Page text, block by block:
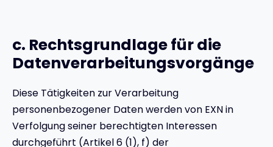
c. Rechtsgrundlage für die
Datenverarbeitungsvorgänge
Diese Tätigkeiten zur Verarbeitung
personenbezogener Daten werden von EXN in
Verfolgung seiner berechtigten Interessen
durchgeführt (Artikel 6 (1), f) der